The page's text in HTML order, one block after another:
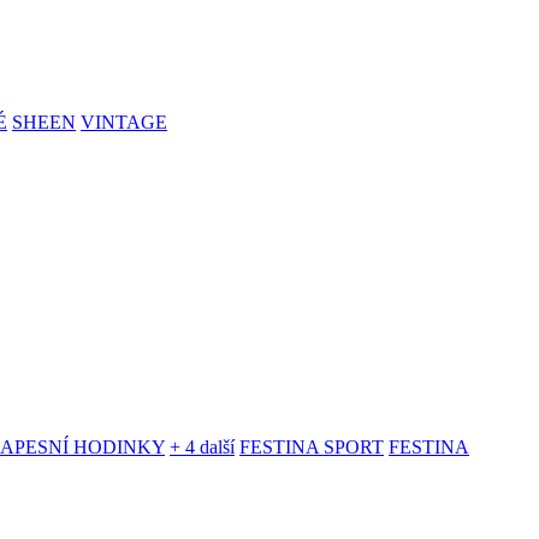
SHEEN VINTAGE
HODINKY + 4 další FESTINA SPORT FESTINA